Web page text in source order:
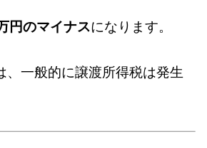
円のマイナスになります。
、一般的に譲渡所得税は発生